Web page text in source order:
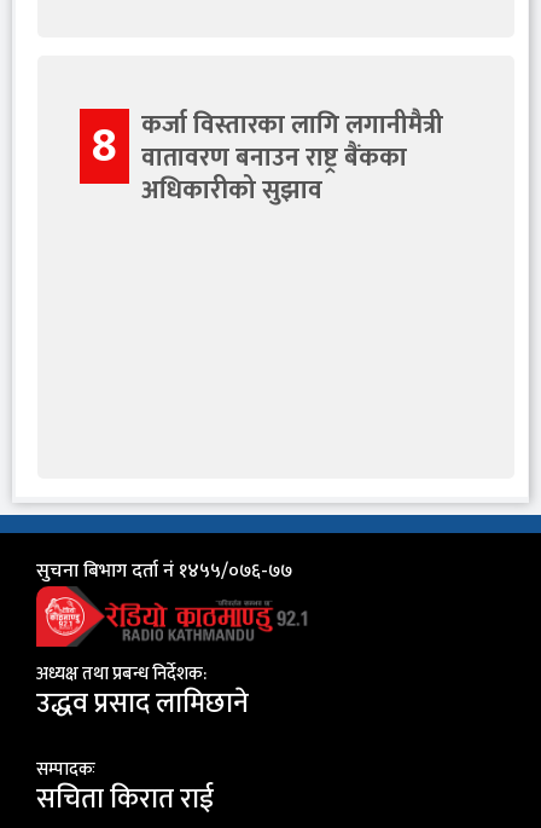
8 कर्जा विस्तारका लागि लगानीमैत्री
वातावरण बनाउन राष्ट्र बैंकका
अधिकारीको सुझाव
सुचना बिभाग दर्ता नं १४५५/०७६-७७
अध्यक्ष तथा प्रबन्ध निर्देशक:
उद्धव प्रसाद लामिछाने
सम्पादकः
सचिता किरात राई